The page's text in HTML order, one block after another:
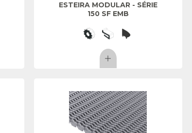
ESTEIRA MODULAR - SÉRIE
150 SF EMB